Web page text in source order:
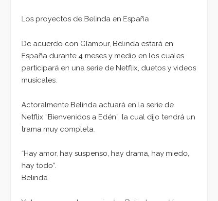
Los proyectos de Belinda en España
De acuerdo con Glamour, Belinda estará en
España durante 4 meses y medio en los cuales
participará en una serie de Netflix, duetos y videos
musicales.
Actoralmente Belinda actuará en la serie de
Netflix “Bienvenidos a Edén”, la cual dijo tendrá un
trama muy completa.
“Hay amor, hay suspenso, hay drama, hay miedo,
hay todo”.
Belinda